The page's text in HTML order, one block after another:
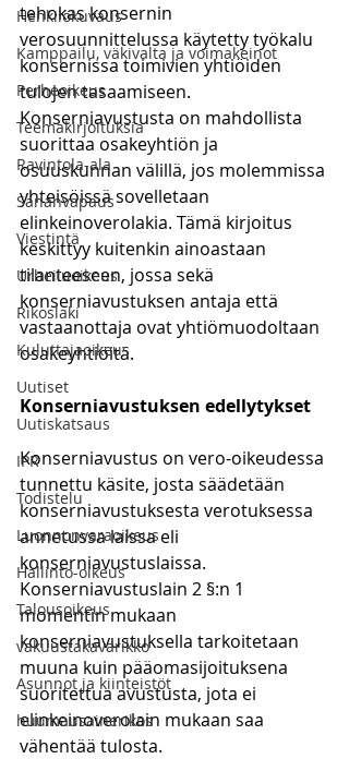
Henkilökuvaus
Kamppailu, väkivalta ja voimakeinot
Perheoikeus
Teemakirjoituksia
Ravintola-ala
Sananvapaus
Viestintä
Urheiluoikeus
Rikoslaki
Kuluttajaoikeus
Uutiset
Uutiskatsaus
IPR
Todistelu
Luonnonvaraoikeus
Hallinto-oikeus
Talousoikeus
vakuustakavarikko
Asunnot ja kiinteistöt
huumausainerikos
tehokas konsernin
verosuunnittelussa käytetty työkalu
konsernissa toimivien yhtiöiden
tulojen tasaamiseen.
Konserniavustusta on mahdollista
suorittaa osakeyhtiön ja
osuuskunnan välillä, jos molemmissa
yhteisöissä sovelletaan
elinkeinoverolakia. Tämä kirjoitus
keskittyy kuitenkin ainoastaan
tilanteeseen, jossa sekä
konserniavustuksen antaja että
vastaanottaja ovat yhtiömuodoltaan
osakeyhtiöitä.
Konserniavustuksen edellytykset
Konserniavustus on vero-oikeudessa
tunnettu käsite, josta säädetään
konserniavustuksesta verotuksessa
annetussa laissa eli
konserniavustuslaissa.
Konserniavustuslain 2 §:n 1
momentin mukaan
konserniavustuksella tarkoitetaan
muuna kuin pääomasijoituksena
suoritettua avustusta, jota ei
elinkeinoverolain mukaan saa
vähentää tulosta.